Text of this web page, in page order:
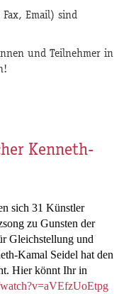
Email) sind
und Teilnehmer in
Kenneth-
sich 31 Künstler
zu Gunsten der
Gleichstellung und
Kamal Seidel hat den
Hier könnt Ihr in